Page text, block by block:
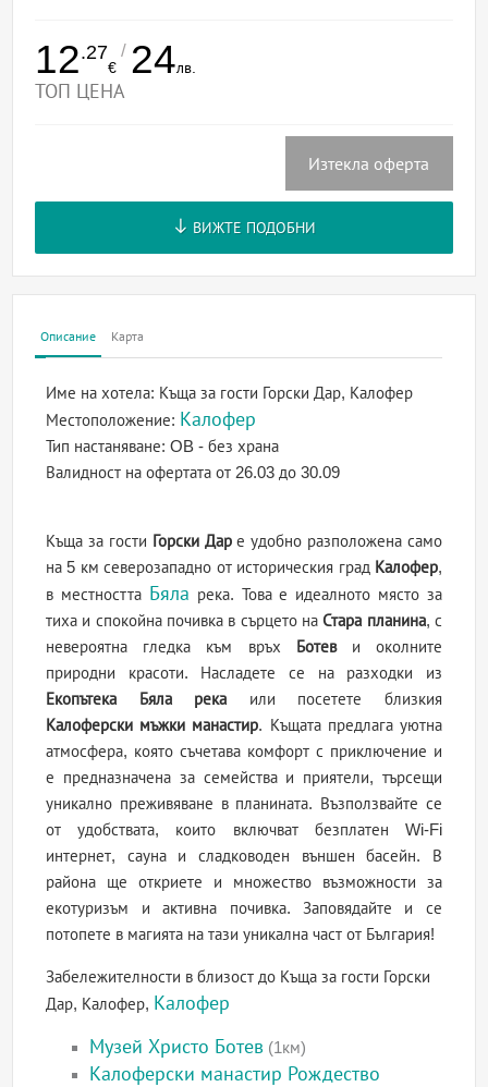
12.27
€
/ 24лв.
ТОП ЦЕНА
Изтекла оферта
ВИЖТЕ ПОДОБНИ
Описание Карта
Име на хотела: Къща за гости Горски Дар, Калофер
Местоположение: Калофер
Тип настаняване:OB - без храна
Валидност на офертатаот 26.03 до 30.09
Къща за гости Горски Даре удобно разположена само
на 5 км северозападно от историческия град Калофер,
в местността Бяла река. Това е идеалното място за
тиха и спокойна почивка в сърцето наСтара планина, с
невероятна гледка към връх Ботеви околните
природни красоти. Насладете се на разходки из
Екопътека Бяла река или посетете близкия
Калоферски мъжки манастир. Къщата предлага уютна
атмосфера, която съчетава комфорт с приключение и
е предназначена за семейства и приятели, търсещи
уникално преживяване в планината. Възползвайте се
от удобствата, които включват безплатен Wi-Fi
интернет, сауна и сладководен външен басейн. В
района ще откриете и множество възможности за
екотуризъм и активна почивка. Заповядайте и се
потопете в магията на тази уникална част от България!
Забележителности в близост до Къща за гости Горски
Дар, Калофер, Калофер
Музей Христо Ботев (1км)
Калоферски манастир Рождество